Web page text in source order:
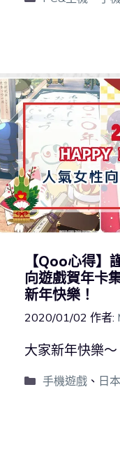
【Qoo心得】
向遊戲賀年卡
新年快樂！
2020/01/02 作者:
大家新年快樂～
手機遊戲、 日